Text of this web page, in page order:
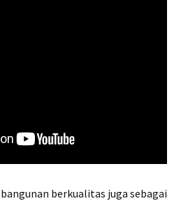
berkualitas juga sebagai